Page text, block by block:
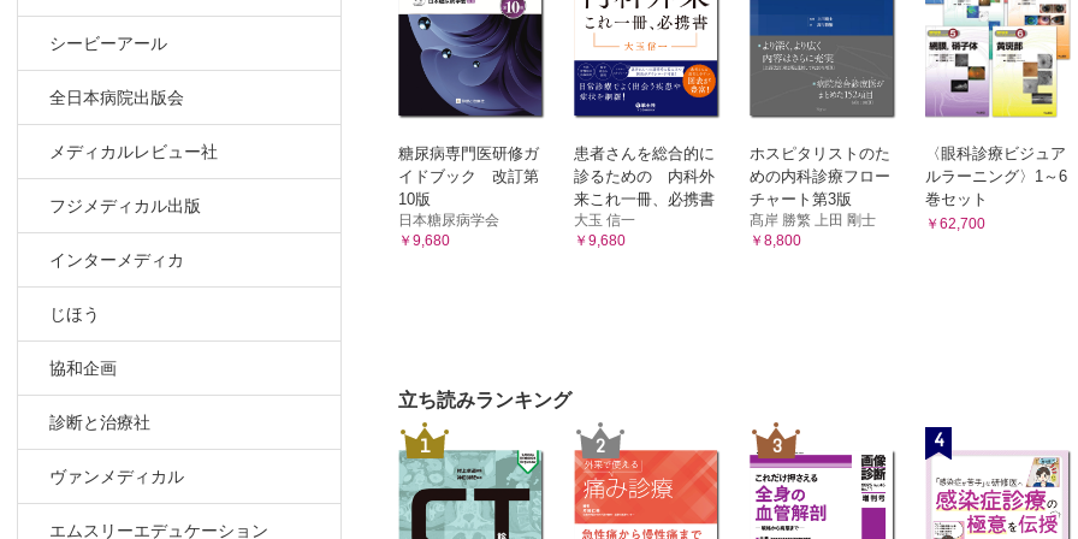
シービーアール
全日本病院出版会
メディカルレビュー社
フジメディカル出版
インターメディカ
じほう
協和企画
診断と治療社
ヴァンメディカル
エムスリーエデュケーション
糖尿病専門医研修ガ
イドブック 改訂第
10版
日本糖尿病学会
￥9,680
患者さんを総合的に
診るための 内科外
来これ一冊、必携書
大玉 信一
￥9,680
ホスピタリストのた
めの内科診療フロー
チャート第3版
髙岸 勝繁 上田 剛士
￥8,800
〈眼科診療ビジュア
ルラーニング〉1～6
巻セット
￥62,700
立ち読みランキング
1 2 3 4